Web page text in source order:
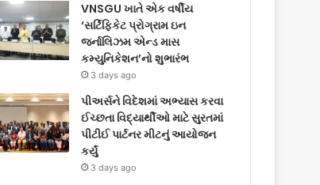
VNSGU ખાતે એક વર્ષીય
‘સર્ટિફિકેટ પ્રોગ્રામ ઇન
જર્નાલિઝમ એન્ડ માસ
કમ્યુનિકેશન’નો શુભારંભ
3 days ago
પીઅર્સને વિદેશમાં અભ્યાસ કરવા
ઈચ્છતા વિદ્યાર્થીઓ માટે સુરતમાં
પીટીઈ પાર્ટનર મીટનું આયોજન
કર્યું
3 days ago